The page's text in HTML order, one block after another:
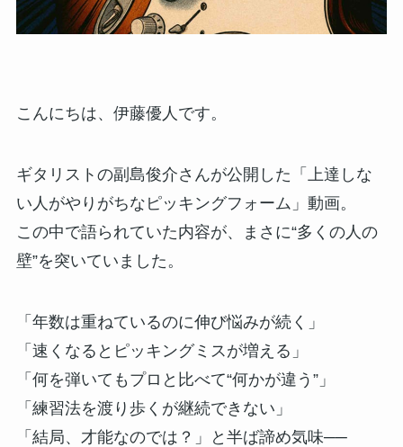
こんにちは、伊藤優人です。
ギタリストの副島俊介さんが公開した「上達しな
い人がやりがちなピッキングフォーム」動画。
この中で語られていた内容が、まさに“多くの人の
壁”を突いていました。
「年数は重ねているのに伸び悩みが続く」
「速くなるとピッキングミスが増える」
「何を弾いてもプロと比べて“何かが違う”」
「練習法を渡り歩くが継続できない」
「結局、才能なのでは？」と半ば諦め気味──